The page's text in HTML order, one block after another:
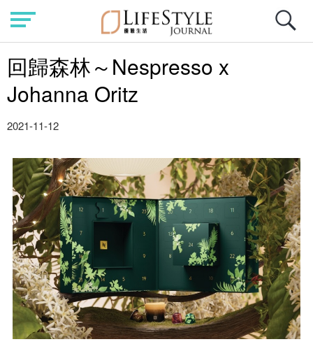
回歸森林～Nespresso x
Johanna Oritz
2021-11-12